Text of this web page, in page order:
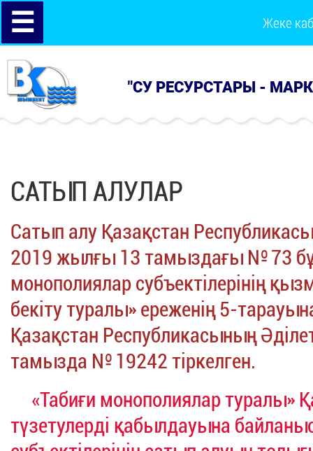
☰ Жеке
"СУ РЕСУРСТАРЫ -
САТЫП АЛУЛАР
Сатып алу Қазақстан
2019 жылғы 13 тамыздағы № 73
монополиялар субъектілерінің
бекіту туралы» ереженің 5-
Қазақстан Республикасының
тамызда № 19242 тіркелген.
«Табиғи монополиялар туралы»
түзетулерді қабылдауына